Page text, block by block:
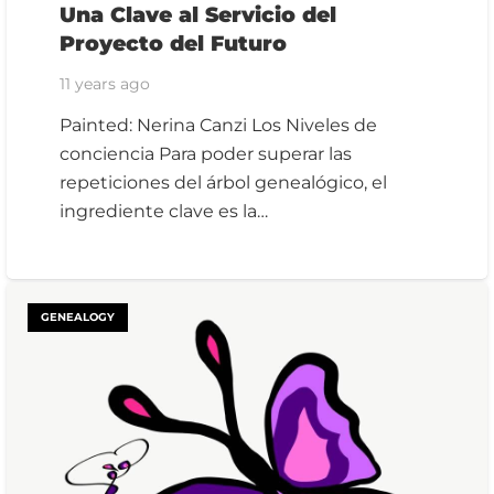
Una Clave al Servicio del
Proyecto del Futuro
11 years ago
Painted: Nerina Canzi Los Niveles de
conciencia Para poder superar las
repeticiones del árbol genealógico, el
ingrediente clave es la…
GENEALOGY